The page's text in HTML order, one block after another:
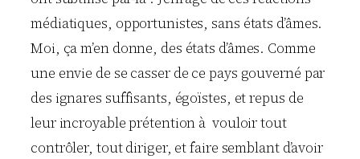
médiatiques, opportunistes, sans états d’âmes.
Moi, ça m’en donne, des états d’âmes. Comme
une envie de se casser de ce pays gouverné par
des ignares suffisants, égoïstes, et repus de
leur incroyable prétention à vouloir tout
contrôler, tout diriger, et faire semblant d’avoir